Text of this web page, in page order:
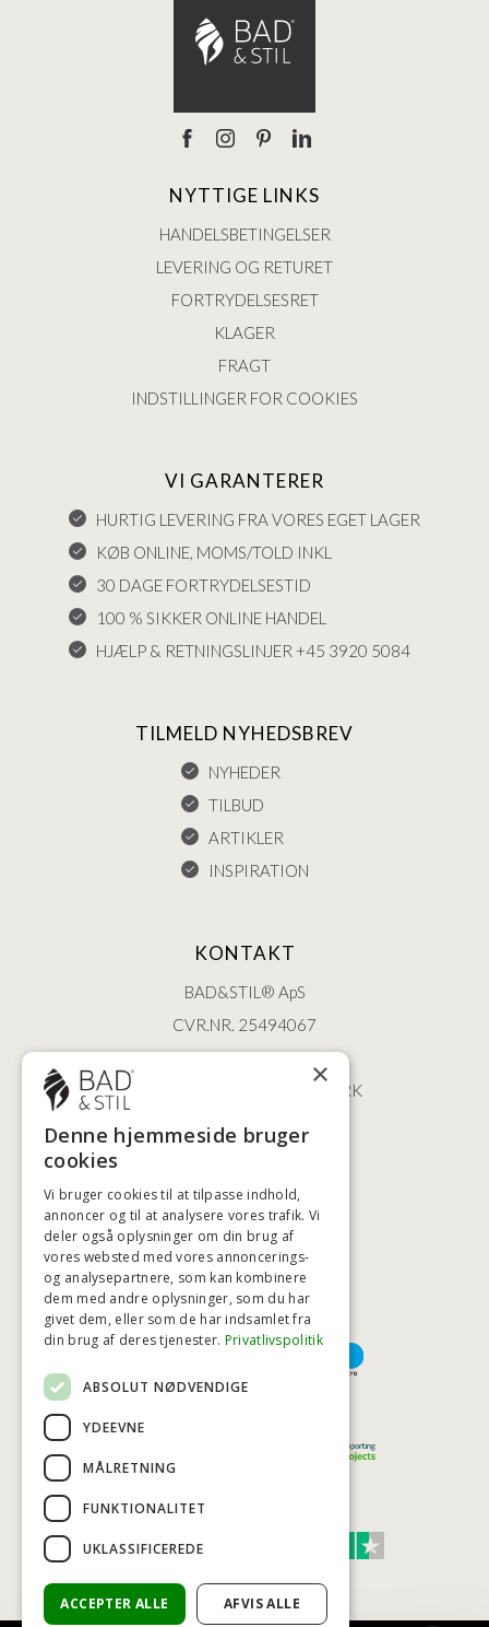
NYTTIGE LINKS
HANDELSBETINGELSER
LEVERING OG RETURET
FORTRYDELSESRET
KLAGER
FRAGT
INDSTILLINGER FOR COOKIES
VI GARANTERER
HURTIG LEVERING FRA VORES EGET LAGER
KØB ONLINE, MOMS/TOLD INKL
30 DAGE FORTRYDELSESTID
100 % SIKKER ONLINE HANDEL
HJÆLP & RETNINGSLINJER +45 3920 5084
TILMELD NYHEDSBREV
NYHEDER
TILBUD
ARTIKLER
INSPIRATION
KONTAKT
BAD&STIL® ApS
CVR.NR. 25494067
ØSTERBROGADE 202
2100 KØBENHAVN • DANMARK
+45 3920 5084
HØJESTE KREDITVÆRDIGHED
BETALINGSMULIGHEDER
TRUST SCORE 4,7
×
Denne hjemmeside bruger
cookies
Vi bruger cookies til at tilpasse indhold,
annoncer og til at analysere vores trafik. Vi
deler også oplysninger om din brug af
vores websted med vores annoncerings-
og analysepartnere, som kan kombinere
dem med andre oplysninger, som du har
givet dem, eller som de har indsamlet fra
din brug af deres tjenester. Privatlivspolitik
ABSOLUT NØDVENDIGE
YDEEVNE
MÅLRETNING
FUNKTIONALITET
UKLASSIFICEREDE
ACCEPTER ALLE AFVIS ALLE